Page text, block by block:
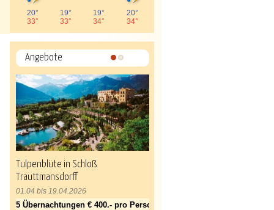
20°
33°
19°
33°
19°
34°
20°
34°
Angebote
Tulpenblüte in Schloß
Trauttmansdorff
01.04 bis 19.04.2026
5 Übernachtungen € 400.- pro Person